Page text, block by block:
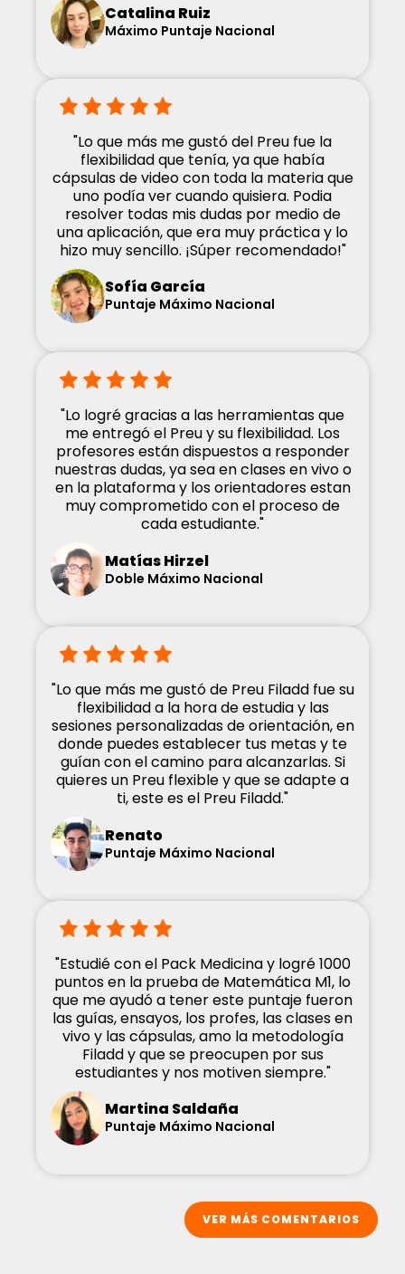
Catalina Ruiz
Máximo Puntaje Nacional
"Lo que más me gustó del Preu fue la
flexibilidad que tenía, ya que había
cápsulas de video con toda la materia que
uno podía ver cuando quisiera. Podia
resolver todas mis dudas por medio de
una aplicación, que era muy práctica y lo
hizo muy sencillo. ¡Súper recomendado!"
Sofía García
Puntaje Máximo Nacional
"Lo logré gracias a las herramientas que
me entregó el Preu y su flexibilidad. Los
profesores están dispuestos a responder
nuestras dudas, ya sea en clases en vivo o
en la plataforma y los orientadores estan
muy comprometido con el proceso de
cada estudiante."
Matías Hirzel
Doble Máximo Nacional
"Lo que más me gustó de Preu Filadd fue su
flexibilidad a la hora de estudia y las
sesiones personalizadas de orientación, en
donde puedes establecer tus metas y te
guían con el camino para alcanzarlas. Si
quieres un Preu flexible y que se adapte a
ti, este es el Preu Filadd."
Renato
Puntaje Máximo Nacional
"Estudié con el Pack Medicina y logré 1000
puntos en la prueba de Matemática M1, lo
que me ayudó a tener este puntaje fueron
las guías, ensayos, los profes, las clases en
vivo y las cápsulas, amo la metodología
Filadd y que se preocupen por sus
estudiantes y nos motiven siempre."
Martina Saldaña
Puntaje Máximo Nacional
VER MÁS COMENTARIOS